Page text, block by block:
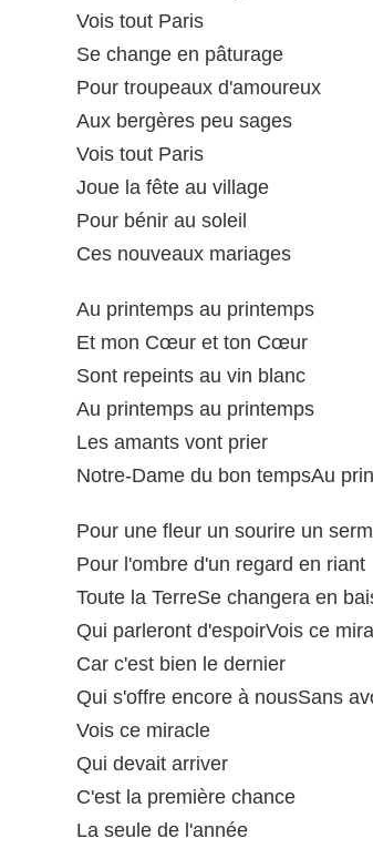
Vois tout Paris
Se change en pâturage
Pour troupeaux d'amoureux
Aux bergères peu sages
Vois tout Paris
Joue la fête au village
Pour bénir au soleil
Ces nouveaux mariages
Au printemps au printemps
Et mon Cœur et ton Cœur
Sont repeints au vin blanc
Au printemps au printemps
Les amants vont prier
Notre-Dame du bon tempsAu
Pour une fleur un sourire un
Pour l'ombre d'un regard en riant
Toute la TerreSe changera en
Qui parleront d'espoirVois ce
Car c'est bien le dernier
Qui s'offre encore à nousSans
Vois ce miracle
Qui devait arriver
C'est la première chance
La seule de l'année